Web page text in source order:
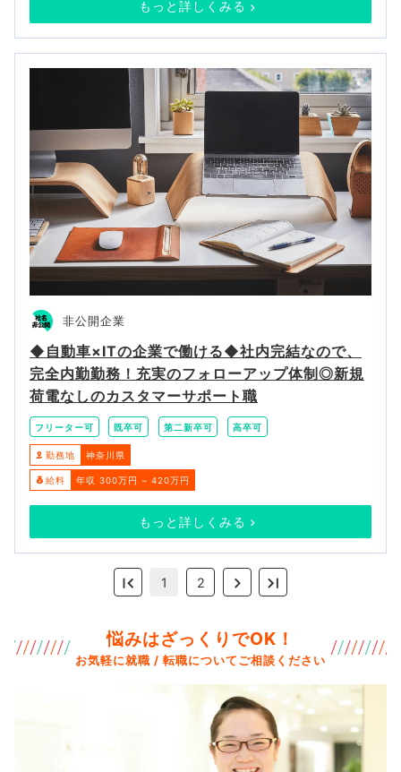
もっと詳しくみる
非公開企業
◆自動車×ITの企業で働ける◆社内完結なので、
完全内勤勤務！充実のフォローアップ体制◎新規
荷電なしのカスタマーサポート職
フリーター可 既卒可 第二新卒可 高卒可
勤務地 神奈川県
給料 年収 300万円 ~ 420万円
もっと詳しくみる
1 2
悩みはざっくりでOK！
お気軽に就職 / 転職についてご相談ください